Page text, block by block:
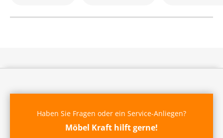
Haben Sie Fragen oder ein Service-Anliegen?
Möbel Kraft hilft gerne!